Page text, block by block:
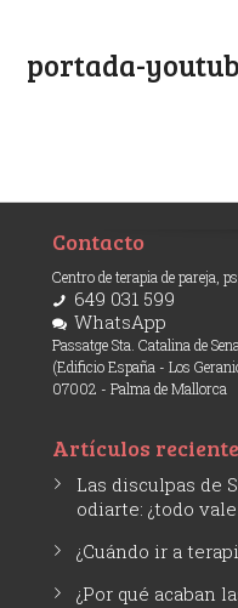
portada-
Contacto
Centro de terapia de pareja,
649 031 599
WhatsApp
Passatge Sta. Catalina de
(Edificio España - Los
07002 - Palma de Mallorca
Artículos
Las disculpas de
odiarte: ¿todo
¿Cuándo ir a
¿Por qué acaban